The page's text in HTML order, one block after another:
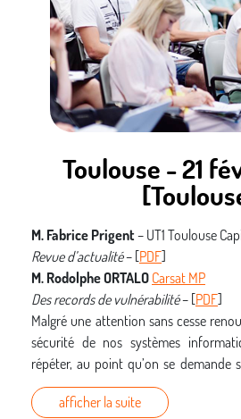
M. Ely de Travieso, Phonesec/
Bug bounties, l’audit de sécurité
Il est possible de voir un bug
sécurité ciblé, avec un engagement
groupe d’individus rémunérés en
de sécurité identifiées. Est-ce bien le
Toulouse - 21
M. Fabrice Prigent– UT1 Toulouse
Revue d’actualité– [PDF]
M. Rodolphe ORTALO Carsat MP
Des records de vulnérabilité– [PDF]
Malgré une attention sans cesse
sécurité de nos systèmes
répéter, au point qu’on se demande
dans ce domaine dont on ne
l’importance. Nous allons adopter
afficher la suite